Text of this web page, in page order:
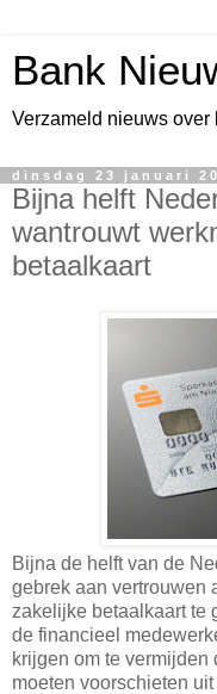
Bank
Verzameld nieuws over
dinsdag 23 januari
Bijna helft
wantrouwt
betaalkaart
Bijna de helft van de
gebrek aan vertrouwen
zakelijke betaalkaart te
de financieel
krijgen om te
moeten voorschieten